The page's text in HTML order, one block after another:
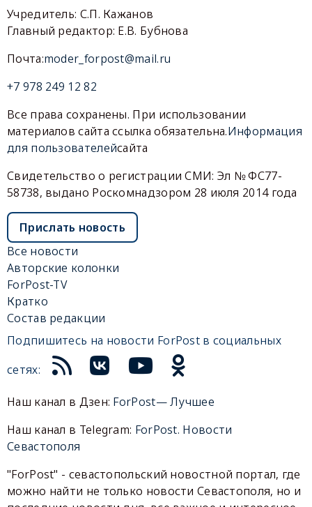
Учредитель: С.П. Кажанов
Главный редактор: Е.В. Бубнова
Почта:moder_forpost@mail.ru
+7 978 249 12 82
Все права сохранены. При использовании
материалов сайта ссылка обязательна.Информация
для пользователейсайта
Свидетельство о регистрации СМИ: Эл № ФС77-
58738, выдано Роскомнадзором 28 июля 2014 года
Прислать новость
Все новости
Авторские колонки
ForPost-TV
Кратко
Состав редакции
Подпишитесь на новости ForPost в социальных
сетях:
Наш канал в Дзен: ForPost— Лучшее
Наш канал в Telegram: ForPost. Новости
Севастополя
"ForPost" - севастопольский новостной портал, где
можно найти не только новости Севастополя, но и